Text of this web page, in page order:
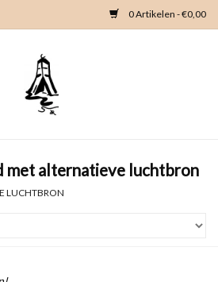
0 Artikelen - €0,00
met alternatieve luchtbron
LUCHTBRON